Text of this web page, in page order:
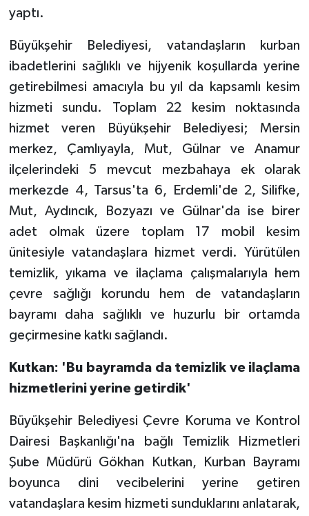
yaptı.
Büyükşehir Belediyesi, vatandaşların kurban
ibadetlerini sağlıklı ve hijyenik koşullarda yerine
getirebilmesi amacıyla bu yıl da kapsamlı kesim
hizmeti sundu. Toplam 22 kesim noktasında
hizmet veren Büyükşehir Belediyesi; Mersin
merkez, Çamlıyayla, Mut, Gülnar ve Anamur
ilçelerindeki 5 mevcut mezbahaya ek olarak
merkezde 4, Tarsus'ta 6, Erdemli'de 2, Silifke,
Mut, Aydıncık, Bozyazı ve Gülnar'da ise birer
adet olmak üzere toplam 17 mobil kesim
ünitesiyle vatandaşlara hizmet verdi. Yürütülen
temizlik, yıkama ve ilaçlama çalışmalarıyla hem
çevre sağlığı korundu hem de vatandaşların
bayramı daha sağlıklı ve huzurlu bir ortamda
geçirmesine katkı sağlandı.
Kutkan: 'Bu bayramda da temizlik ve ilaçlama
hizmetlerini yerine getirdik'
Büyükşehir Belediyesi Çevre Koruma ve Kontrol
Dairesi Başkanlığı'na bağlı Temizlik Hizmetleri
Şube Müdürü Gökhan Kutkan, Kurban Bayramı
boyunca dini vecibelerini yerine getiren
vatandaşlara kesim hizmeti sunduklarını anlatarak,